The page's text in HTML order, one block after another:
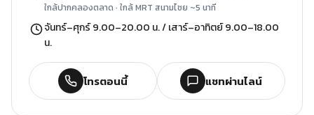
ใกล้ปากคลองตลาด · ใกล้ MRT สนามไชย ~5 นาที
จันทร์–ศุกร์ 9.00–20.00 น. / เสาร์–อาทิตย์ 9.00–18.00
น.
โทรตอนนี้ แชทผ่านไลน์